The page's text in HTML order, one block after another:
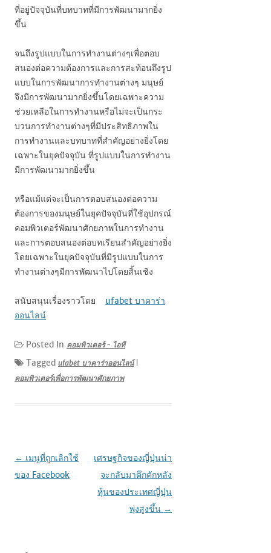
ที่อยู่ปัจจุบันที่บทบาทที่มีการพัฒนามากยิ่ง
ขึ้น
จนถึงรูปแบบในการทำงานต่างๆเพื่อตอบ
สนองต่อความต้องการและการสะท้อนถึงรูป
แบบในการพัฒนาการทำงานต่างๆ มนุษย์
จึงมีการพัฒนามากยิ่งขึ้นโดยเฉพาะความ
ช่วยเหลือในการทำงานหรือไม่จะเป็นกระ
บวนการทำงานต่างๆที่มีประสิทธิภาพใน
การทำงานและบทบาทที่สำคัญอย่างยิ่งโดย
เฉพาะในยุคปัจจุบัน ที่รูปแบบในการทำงาน
มีการพัฒนามากยิ่งขึ้น
หรือแม้แต่จะเป็นการตอบสนองต่อความ
ต้องการของมนุษย์ในยุคปัจจุบันที่ใช้อุปกรณ์
คอมพิวเตอร์พัฒนาศักยภาพในการทำงาน
และการตอบสนองต่อบทเรียนสำคัญอย่างยิ่ง
โดยเฉพาะในยุคปัจจุบันที่มีรูปแบบในการ
ทำงานต่างๆมีการพัฒนาไปโดยสิ้นเชิง
สนับสนุนเรื่องราวโดย ufabet บาคาร่า
ออนไลน์
Posted In คอมพิวเตอร์ - ไอที
Tagged ufabet บาคาร่าออนไลน์|
คอมพิวเตอร์เพื่อการพัฒนาศักยภาพ
เมนู
นำทาง
← เมนูที่ถูกเลิกใช้
ของ Facebook
เศรษฐกิจของญี่ปุ่นน่า
จะกลับมาคึกคักหลัง
หุ้นของประเทศญี่ปุ่น
พุ่งสูงขึ้น →